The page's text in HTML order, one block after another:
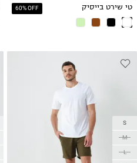
60% OFF טי שירט בייסיק
S
M
L